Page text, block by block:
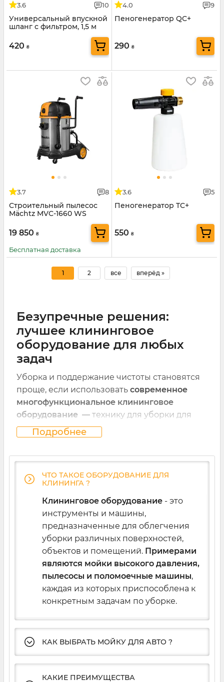
3.6 10
Универсальный впускной
шланг с фильтром, 1,5 м
420 ₴
4.0 9
Пеногенератор QC+
290 ₴
3.7 8
Строительный пылесос
Mächtz MVC-1660 WS
19 850 ₴
Бесплатная доставка
3.6 5
Пеногенератор TC+
550 ₴
1 2 все вперёд »
Безупречные решения:
лучшее клининговое
оборудование для любых
задач
Уборка и поддержание чистоты становятся
проще, если использовать современное
многофункциональное клининговое
оборудование — технику для уборки для
дома, мастерской и коммерческих объектов.
Посмотреть весь ассортимент можно в
Мы предлагаем широкий выбор
высокоэффективных решений для
уборки.
Как жилых, так и коммерческих или
производственных помещений,
чтобы отмыть самые сложные
загрязнения легко и быстро.
MVC-1230 W, MVC-1660 WS, MVC‑1530 Е,
суровых условиях строительных
площадок или в помещениях после и во
Подробнее
ЧТО ТАКОЕ ОБОРУДОВАНИЕ ДЛЯ
КЛИНИНГА ?
Клининговое оборудование - это
инструменты и машины,
предназначенные для облегчения
уборки различных поверхностей,
объектов и помещений. Примерами
являются мойки высокого давления,
пылесосы и поломоечные машины,
каждая из которых приспособлена к
конкретным задачам по уборке.
КАК ВЫБРАТЬ МОЙКУ ДЛЯ АВТО ?
КАКИЕ ПРЕИМУЩЕСТВА